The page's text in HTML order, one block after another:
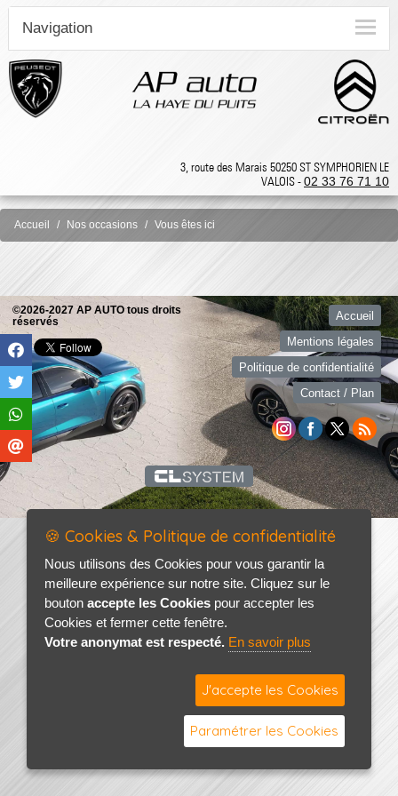
Navigation
3, route des Marais 50250 ST SYMPHORIEN LE
VALOIS -02 33 76 71 10
Accueil Nos occasions Vous êtes ici
©2026-2027 AP AUTO tous droits
réservés
Accueil
Mentions légales
Politique de confidentialité
Contact / Plan
🍪 Cookies & Politique de confidentialité
Nous utilisons des Cookies pour vous garantir la
meilleure expérience sur notre site. Cliquez sur le
bouton accepte les Cookies pour accepter les
Cookies et fermer cette fenêtre.
Votre anonymat est respecté. En savoir plus
J'accepte les Cookies
Paramétrer les Cookies